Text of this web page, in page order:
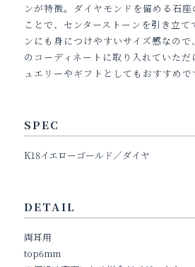
ンが特徴。ダイヤモンドを留める石
ことで、センターストーンを引き立て
ンにも身につけやすいサイズ感なの
のコーディネートに取り入れていただ
ュエリーやギフトとしてもおすすめで
SPEC
K18イエローゴールド／ダイヤ
DETAIL
両耳用
top6mm